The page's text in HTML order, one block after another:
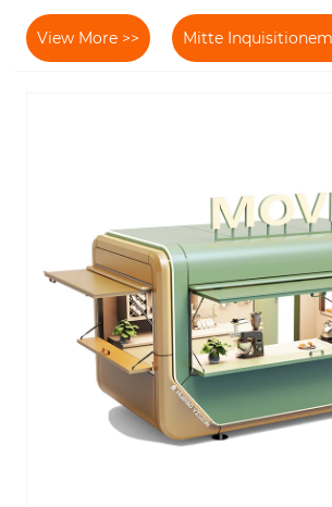
View More >> Mitte